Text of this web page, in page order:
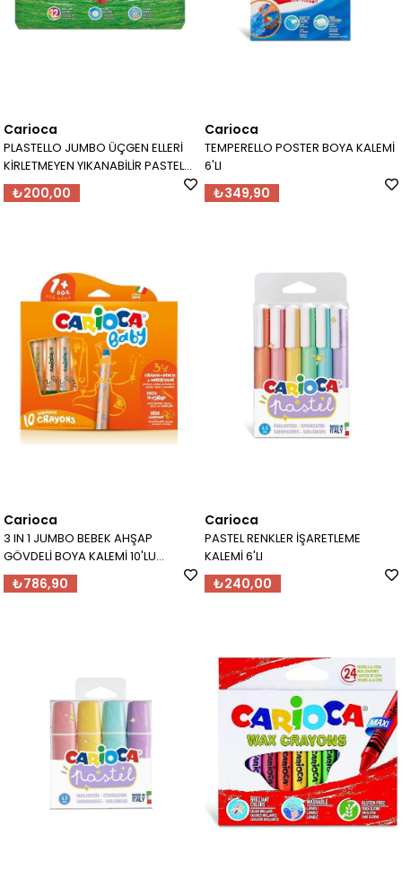
Carioca
PLASTELLO JUMBO ÜÇGEN ELLERİ
KİRLETMEYEN YIKANABİLİR PASTEL
BOYA KALEMİ 12'Lİ
₺200,00
Carioca
TEMPERELLO POSTER BOYA KALEMİ
6'LI
₺349,90
Carioca
3 IN 1 JUMBO BEBEK AHŞAP
GÖVDELİ BOYA KALEMİ 10'LU
(KALEMTRAŞ HEDİYELİ) (kuru boya,
sulu boya ve pastel boya bir
₺786,90
Carioca
PASTEL RENKLER İŞARETLEME
KALEMİ 6'LI
₺240,00